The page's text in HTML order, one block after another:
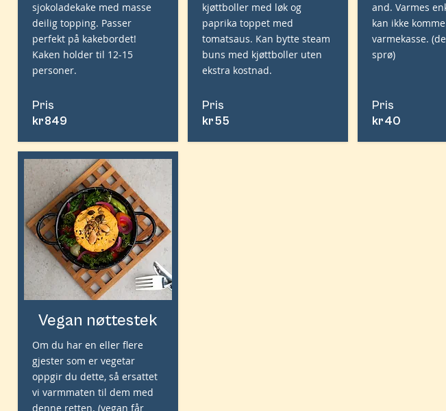
sjokoladekake med masse
deilig topping. Passer
perfekt på kakebordet!
Kaken holder til 12-15
personer.
Pris
kr849
Vegan nøttestek
Om du har en eller flere
gjester som er vegetar
oppgir du dette, så ersattet
vi varmmaten til dem med
denne retten. (vegan får
kjøttboller med løk og
paprika toppet med
tomatsaus. Kan bytte steam
buns med kjøttboller uten
ekstra kostnad.
Pris
kr55
and. Varmes
kan ikke
varmekasse.
sprø)
Pris
kr40